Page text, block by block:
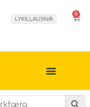
LYKILLAUSNIR
0